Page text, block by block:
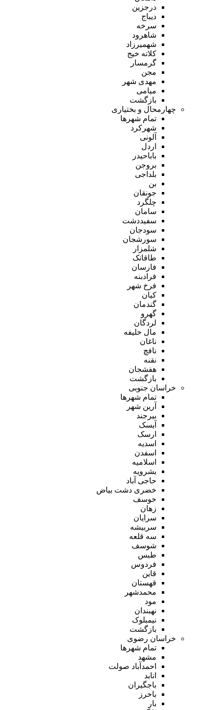
درجزین
دیباج
سرخه
شاهرود
شهمیرزاد
کلاته خیج
گرمسار
مجن
مهدی شهر
میامی
بازگشت
چهارمحال و بختیاری
تمام شهر‌ها
شهرکرد
آلونی
اردل
باباحیدر
بروجن
بلداجی
بن
جونقان
چلگرد
سامان
سفیددشت
سودجان
سورشجان
شلمزار
طاقانک
فارسان
فرادبنه
فرخ شهر
کیان
گندمان
گهرو
لردگان
مال خلیفه
ناغان
نافچ
نقنه
هفشجان
بازگشت
خراسان جنوبی
تمام شهر‌ها
آرین شهر
بیرجند
آیسک
ارسک
اسدیه
اسفدن
اسلامیه
بشرویه
حاجی آباد
خضری دشت بیاض
خوسف
زهان
سرایان
سربیشه
سه قلعه
شوسف
طبس
فردوس
قاین
قهستان
محمدشهر
مود
نهبندان
نیمبلوک
بازگشت
خراسان رضوی
تمام شهر‌ها
مشهد
احمدآباد صولت
انابد
باجگیران
باخرز
بار